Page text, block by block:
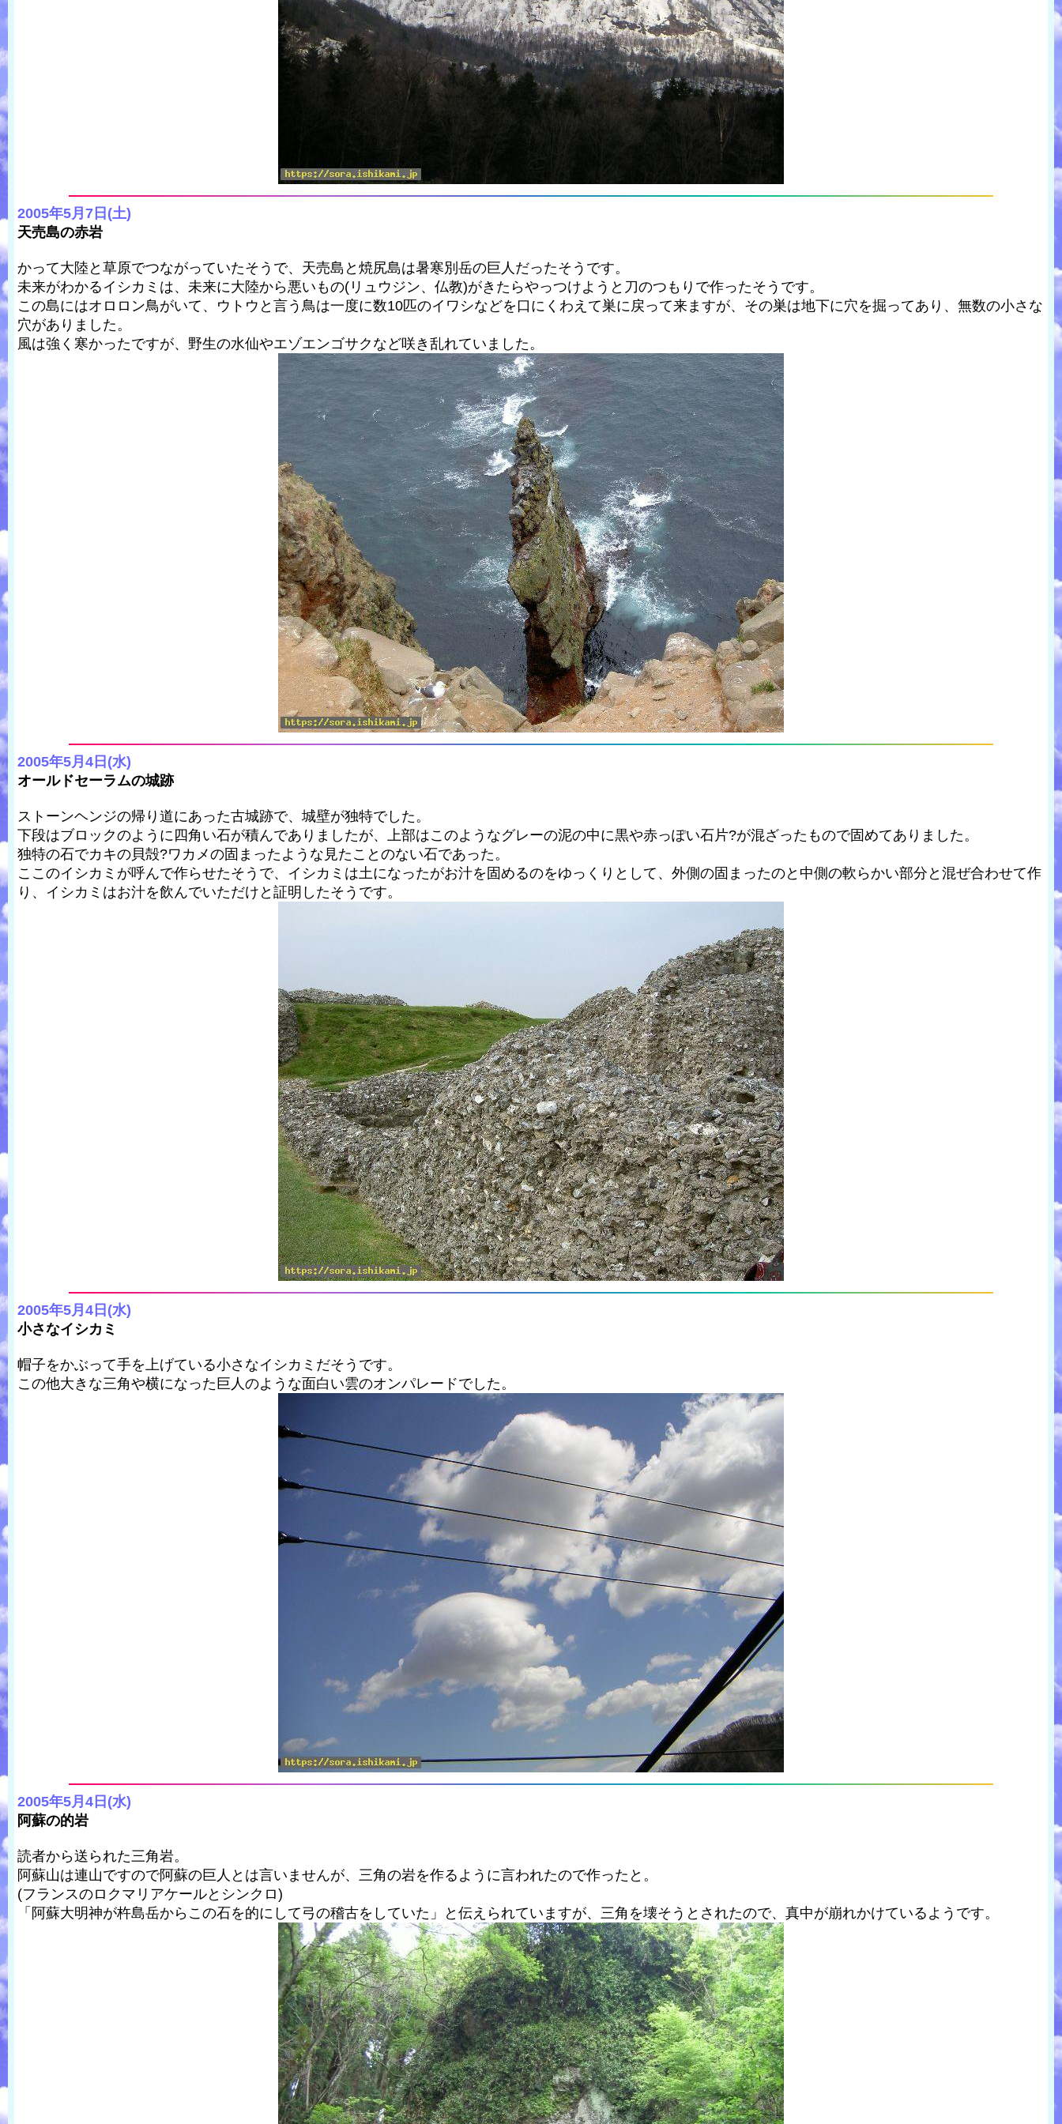
2005年5月7日(土)
天売島の赤岩
かって大陸と草原でつながっていたそうで、天売島と焼尻島は暑寒別岳の巨人だったそうです。
未来がわかるイシカミは、未来に大陸から悪いもの(リュウジン、仏教)がきたらやっつけようと刀のつもりで作ったそうです。
この島にはオロロン鳥がいて、ウトウと言う鳥は一度に数10匹のイワシなどを口にくわえて巣に戻って来ますが、その巣は地下に穴を掘ってあり、無数の小さな
穴がありました。
風は強く寒かったですが、野生の水仙やエゾエンゴサクなど咲き乱れていました。
2005年5月4日(水)
オールドセーラムの城跡
ストーンヘンジの帰り道にあった古城跡で、城壁が独特でした。
下段はブロックのように四角い石が積んでありましたが、上部はこのようなグレーの泥の中に黒や赤っぽい石片?が混ざったもので固めてありました。
独特の石でカキの貝殻?ワカメの固まったような見たことのない石であった。
ここのイシカミが呼んで作らせたそうで、イシカミは土になったがお汁を固めるのをゆっくりとして、外側の固まったのと中側の軟らかい部分と混ぜ合わせて作
り、イシカミはお汁を飲んでいただけと証明したそうです。
2005年5月4日(水)
小さなイシカミ
帽子をかぶって手を上げている小さなイシカミだそうです。
この他大きな三角や横になった巨人のような面白い雲のオンパレードでした。
2005年5月4日(水)
阿蘇の的岩
読者から送られた三角岩。
阿蘇山は連山ですので阿蘇の巨人とは言いませんが、三角の岩を作るように言われたので作ったと。
(フランスのロクマリアケールとシンクロ)
「阿蘇大明神が杵島岳からこの石を的にして弓の稽古をしていた」と伝えられていますが、三角を壊そうとされたので、真中が崩れかけているようです。